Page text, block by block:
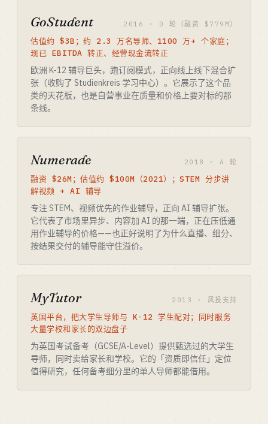
GoStudent 2016 · D 轮（融资 $779M）
估值约 $3B；约 2.3 万名导师、1100 万+ 个家庭；
现已 EBITDA 转正、经营现金流转正
欧洲 K-12 辅导巨头，跑订阅模式，正向线上线下混合扩
张（收购了 Studienkreis 学习中心）。它展示了这个品
类的天花板，也是自营事业在质量和价格上要对标的那
条线。
Numerade 2018 · A 轮
融资 $26M；估值约 $100M（2021）；STEM 分步讲
解视频 + AI 辅导
专注 STEM、视频优先的作业辅导，正向 AI 辅导扩张。
它代表了市场里异步、内容加 AI 的那一端，正在压低通
用作业辅导的价格——也正好说明了为什么直播、细分、
按结果交付的辅导能守住溢价。
MyTutor 2013 · 风投支持
英国平台，把大学生导师与 K-12 学生配对；同时服务
大量学校和家长的双边盘子
为英国考试备考（GCSE/A-Level）提供甄选过的大学生
导师，同时卖给家长和学校。它的「资质即信任」定位
值得研究，任何备考细分里的单人导师都能借用。